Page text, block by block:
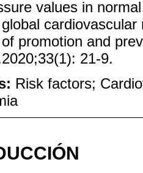
values in
promotion and
21-9.
Risk factors;